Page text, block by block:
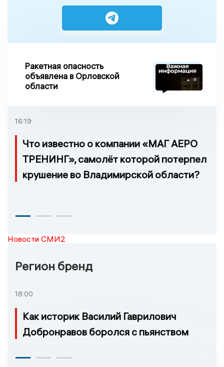
Ракетная опасность
объявлена в Орловской
области
16:19
Что известно о компании «МАГ АЕРО
ТРЕНИНГ», самолёт которой потерпел
крушение во Владимирской области?
Новости СМИ2
Регион бренд
18:00
Как историк Василий Гаврилович
Добронравов боролся с пьянством